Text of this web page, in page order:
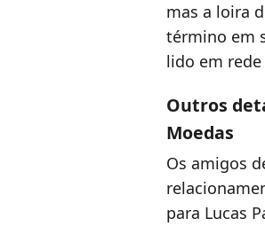
mas a loira
término em
lido em
Outros
Moedas
Os amigos
para Lucas